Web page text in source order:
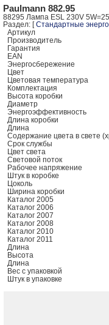
Paulmann 882.95
88295 Лампа ESL 230V
Раздел: [Стандартные
Артикул
Производитель
Гарантия
EAN
Энергосбережение
Цвет
Цветовая температура
Комплектация
Высота коробки
Диаметр
Энергоэффективность
Длина коробки
Длина
Содержание цвета в свете
Срок службы
Цвет света
Световой поток
Рабочее напряжение
Штук в коробке
Цоколь
Ширина коробки
Каталог 2005
Каталог 2006
Каталог 2007
Каталог 2008
Каталог 2010
Каталог 2011
Длина
Высота
Длина
Вес с упаковкой
Штук в упаковке